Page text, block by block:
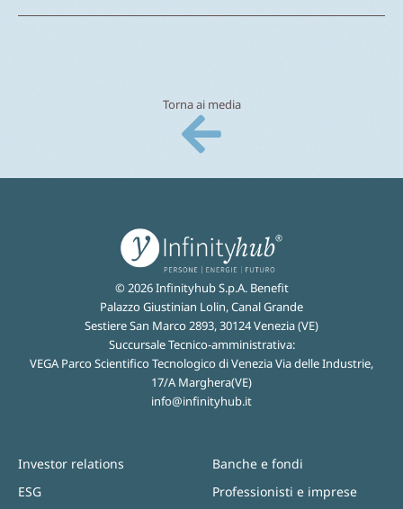
Torna ai media
© 2026 Infinityhub S.p.A. Benefit
Palazzo Giustinian Lolin, Canal Grande
Sestiere San Marco 2893, 30124 Venezia (VE)
Succursale Tecnico-amministrativa:
VEGA Parco Scientifico Tecnologico di Venezia Via delle Industrie,
17/A Marghera(VE)
info@infinityhub.it
Investor relations
ESG
Banche e fondi
Professionisti e imprese